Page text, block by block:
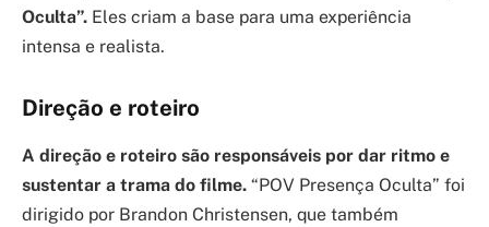
Oculta”. Eles criam a base para uma experiência
intensa e realista.
Direção e roteiro
A direção e roteiro são responsáveis por dar ritmo e
sustentar a trama do filme. “POV Presença Oculta” foi
dirigido por Brandon Christensen, que também